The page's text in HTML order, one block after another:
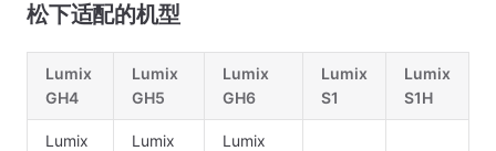
松下适配的机型
Lumix
GH4
Lumix
GH5
Lumix
GH6
Lumix
S1
Lumix
S1H
Lumix
Lumix
Lumix